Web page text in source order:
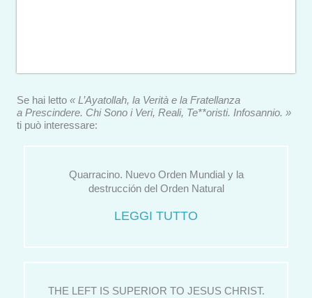
Se hai letto « L’Ayatollah, la Verità e la Fratellanza
a Prescindere. Chi Sono i Veri, Reali, Te**oristi. Infosannio. »
ti può interessare:
Quarracino. Nuevo Orden Mundial y la
destrucción del Orden Natural
LEGGI TUTTO
THE LEFT IS SUPERIOR TO JESUS CHRIST.